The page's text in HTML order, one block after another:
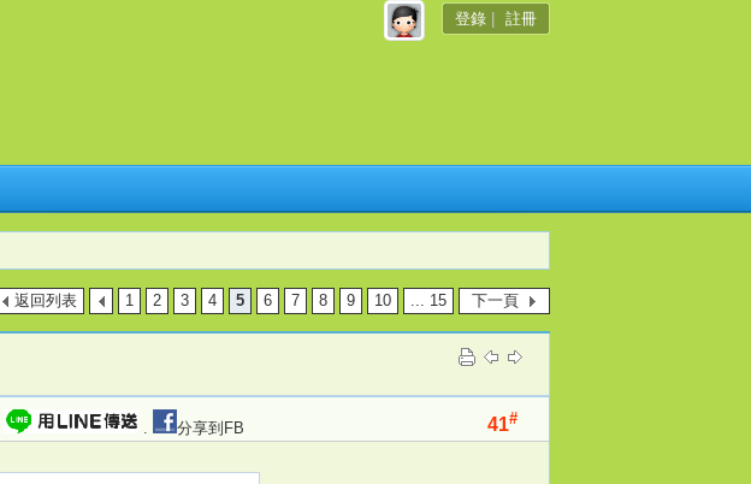
登錄 註冊
1 2 3 4 5 6 7 8 9 10 ... 15 下一頁
返回列表
41#
分享到FB